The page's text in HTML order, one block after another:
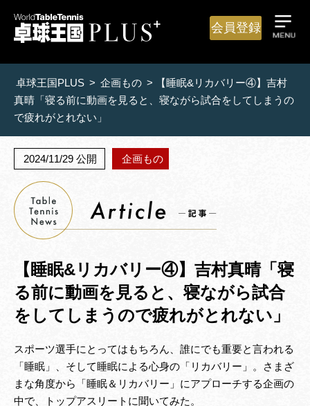
会員登録
卓球王国PLUS > 企画もの >
【睡眠&リカバリー④】吉村
真晴「寝る前に動画を見ると、寝ながら試合をしてしまうの
で疲れがとれない」
2024/11/29 公開 企画もの
【睡眠&リカバリー④】吉村真晴「寝
る前に動画を見ると、寝ながら試合
をしてしまうので疲れがとれない」
スポーツ選手にとってはもちろん、誰にでも重要と言われる
「睡眠」、そして睡眠による心身の「リカバリー」。さまざ
まな角度から「睡眠＆リカバリー」にアプローチする企画の
中で、トップアスリートに聞いてみた。